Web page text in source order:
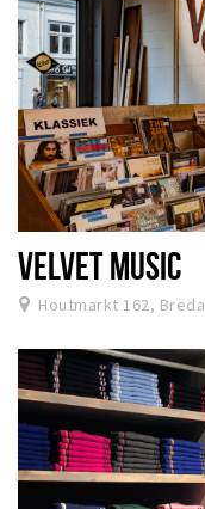
VELVET MUSIC
Houtmarkt 162, Breda